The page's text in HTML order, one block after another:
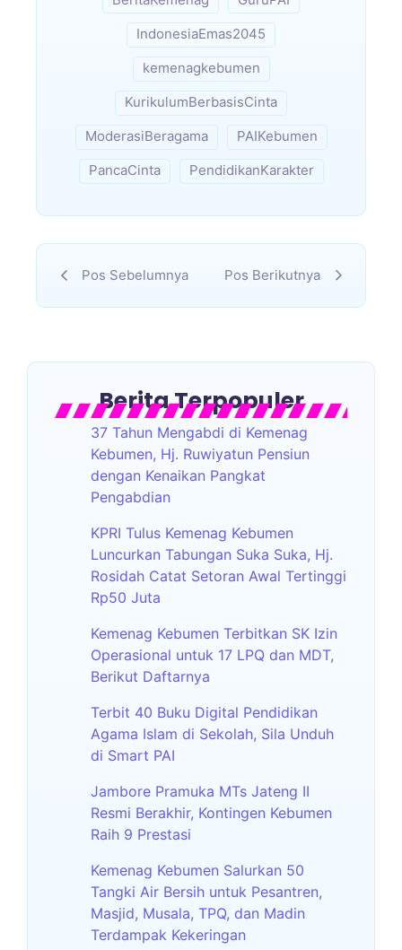
IndonesiaEmas2045
kemenagkebumen
KurikulumBerbasisCinta
ModerasiBeragama
PAIKebumen
PancaCinta
PendidikanKarakter
Pos Sebelumnya Pos Berikutnya
Berita Terpopuler
37 Tahun Mengabdi di Kemenag
Kebumen, Hj. Ruwiyatun Pensiun
dengan Kenaikan Pangkat
Pengabdian
KPRI Tulus Kemenag Kebumen
Luncurkan Tabungan Suka Suka, Hj.
Rosidah Catat Setoran Awal Tertinggi
Rp50 Juta
Kemenag Kebumen Terbitkan SK Izin
Operasional untuk 17 LPQ dan MDT,
Berikut Daftarnya
Terbit 40 Buku Digital Pendidikan
Agama Islam di Sekolah, Sila Unduh
di Smart PAI
Jambore Pramuka MTs Jateng II
Resmi Berakhir, Kontingen Kebumen
Raih 9 Prestasi
Kemenag Kebumen Salurkan 50
Tangki Air Bersih untuk Pesantren,
Masjid, Musala, TPQ, dan Madin
Terdampak Kekeringan